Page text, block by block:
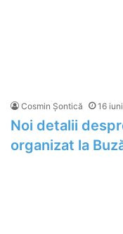
Cosmin Șontică 16
Noi detalii
organizat la